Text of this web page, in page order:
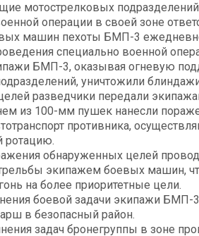
мотострелковых
операции в своей зоне
машин пехоты БМП-3
специально военной
БМП-3, оказывая огневую
уничтожили
разведчики передали
из 100-мм пушек нанесли
противника,
ротацию.
обнаруженных целей
экипажем боевых машин,
на более приоритетные цели.
боевой задачи экипажи БМП-
в безопасный район.
задач бронегруппы в зоне